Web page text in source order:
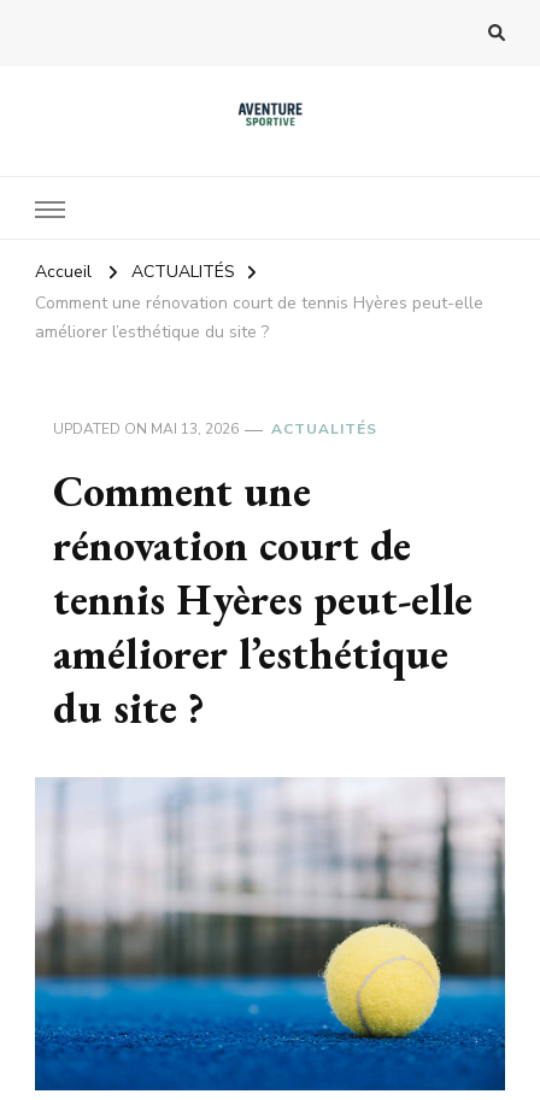
Accueil
ACTUALITÉS
Comment une rénovation court de tennis Hyères peut-elle
améliorer l’esthétique du site ?
UPDATED ON MAI 13, 2026 ACTUALITÉS
Comment une
rénovation court de
tennis Hyères peut-elle
améliorer l’esthétique
du site ?